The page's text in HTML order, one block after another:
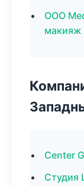
ООО
макияж
Center
Студия